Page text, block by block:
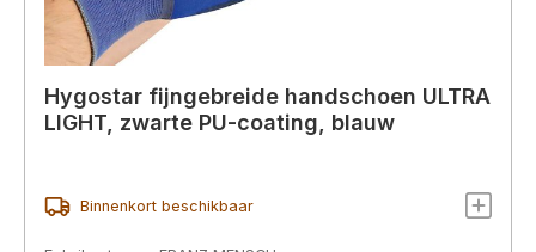
Hygostar fijngebreide handschoen ULTRA
LIGHT, zwarte PU-coating, blauw
Binnenkort beschikbaar